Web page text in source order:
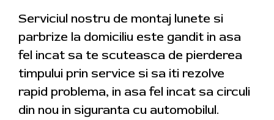
Serviciul nostru de montaj lunete si
parbrize la domiciliu este gandit in asa
fel incat sa te scuteasca de pierderea
timpului prin service si sa iti rezolve
rapid problema, in asa fel incat sa circuli
din nou in siguranta cu automobilul.